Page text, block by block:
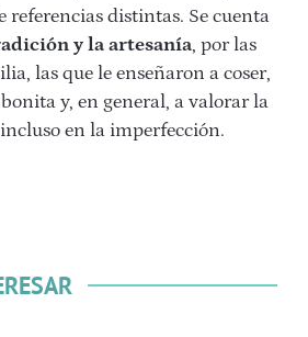
referencias distintas. Se cuenta
y la artesanía, por las
las que le enseñaron a coser,
y, en general, a valorar la
en la imperfección.